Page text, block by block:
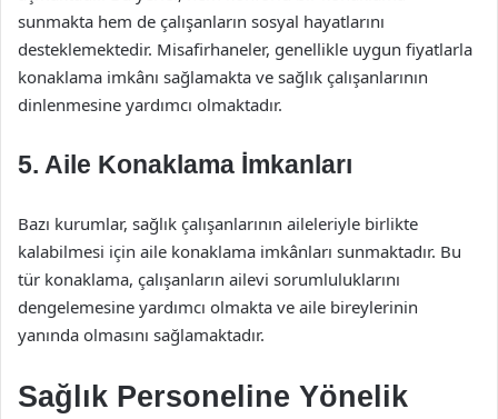
sunmakta hem de çalışanların sosyal hayatlarını
desteklemektedir. Misafirhaneler, genellikle uygun fiyatlarla
konaklama imkânı sağlamakta ve sağlık çalışanlarının
dinlenmesine yardımcı olmaktadır.
5. Aile Konaklama İmkanları
Bazı kurumlar, sağlık çalışanlarının aileleriyle birlikte
kalabilmesi için aile konaklama imkânları sunmaktadır. Bu
tür konaklama, çalışanların ailevi sorumluluklarını
dengelemesine yardımcı olmakta ve aile bireylerinin
yanında olmasını sağlamaktadır.
Sağlık Personeline Yönelik